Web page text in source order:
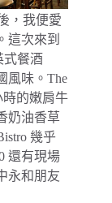
，我便愛
這次來到
式餐酒
風味。The
時的嫩肩牛
奶油香草
幾乎
還有現場
永和朋友